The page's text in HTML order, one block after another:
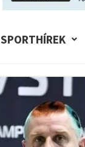
SPORTHÍREK